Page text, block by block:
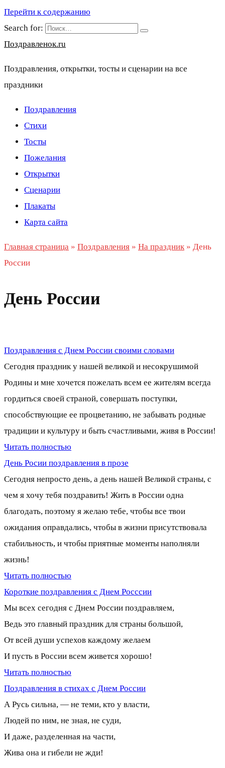
Перейти к содержанию
Search for:
Поздравленок.ru
Поздравления, открытки, тосты и сценарии на все
праздники
Поздравления
Стихи
Тосты
Пожелания
Открытки
Сценарии
Плакаты
Карта сайта
Главная страница » Поздравления » На праздник » День
России
День России
Поздравления с Днем России своими словами
Сегодня праздник у нашей великой и несокрушимой
Родины и мне хочется пожелать всем ее жителям всегда
гордиться своей страной, совершать поступки,
способствующие ее процветанию, не забывать родные
традиции и культуру и быть счастливыми, живя в России!
Читать полностью
День Росии поздравления в прозе
Сегодня непросто день, а день нашей Великой страны, с
чем я хочу тебя поздравить! Жить в России одна
благодать, поэтому я желаю тебе, чтобы все твои
ожидания оправдались, чтобы в жизни присутствовала
стабильность, и чтобы приятные моменты наполняли
жизнь!
Читать полностью
Короткие поздравления с Днем Росссии
Мы всех сегодня с Днем России поздравляем,
Ведь это главный праздник для страны большой,
От всей души успехов каждому желаем
И пусть в России всем живется хорошо!
Читать полностью
Поздравления в стихах с Днем России
А Русь сильна, — не теми, кто у власти,
Людей по ним, не зная, не суди,
И даже, разделенная на части,
Жива она и гибели не жди!